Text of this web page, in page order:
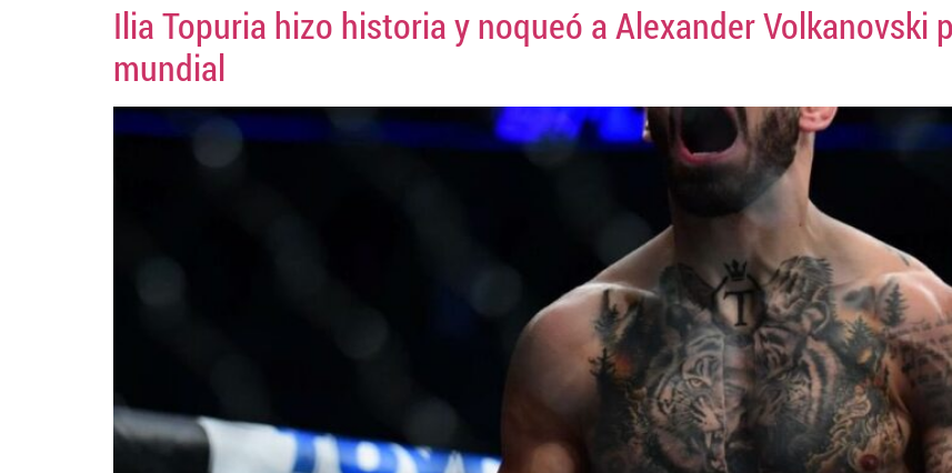
Ilia Topuria hizo historia y noqueó a Alexander Volkanovski
mundial